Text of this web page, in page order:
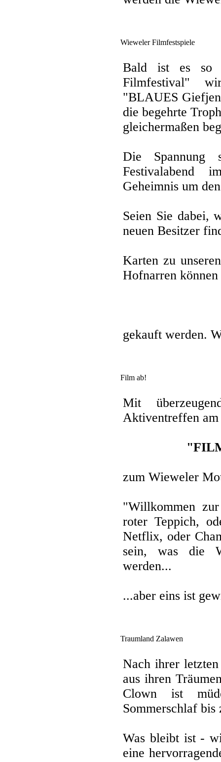
Wieweler Filmfestspiele
Bald ist es so
Filmfestival"
"BLAUES
die begehrte
gleichermaßen
Die
Festivalabend
Geheimnis um
Seien Sie dabei,
neuen Besitzer
Karten zu
Hofnarren
gekauft werden.
Film ab!
Mit
Aktiventreffen am
zum Wieweler
"Willkommen
roter Teppich,
Netflix, oder
sein, was die
werden...
...aber eins ist
Traumland Zalawen
Nach ihrer
aus ihren
Clown ist
Sommerschlaf bis
Was bleibt ist -
eine